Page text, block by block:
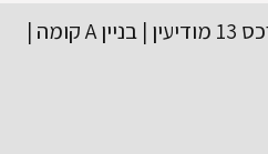
מגדלי פלטינום | שדרות הרכס 13 מודיעין | בניין A קומה |